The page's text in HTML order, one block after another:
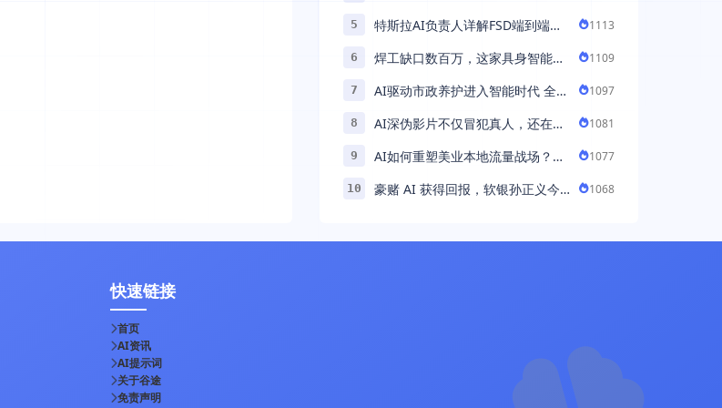
5
特斯拉AI负责人详解FSD端到端架
智能 ...
1113
6
焊工缺口数百万，这家具身智能机
...
1109
7
AI驱动市政养护进入智能时代 全国
1097
8
AI深伪影片不仅冒犯真人，还在英
1081
9
AI如何重塑美业本地流量战场？拆
1077
10
豪赌 AI 获得回报，软银孙正义今
1068
快速链接
首页
AI资讯
AI提示词
关于谷途
免责声明